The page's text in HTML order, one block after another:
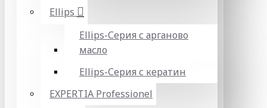
Ellips
Ellips-Серия с арганово
масло
Ellips-Серия с кератин
EXPERTIA Professionel